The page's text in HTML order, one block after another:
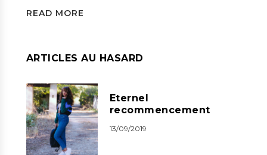
READ MORE
ARTICLES AU HASARD
Eternel
recommencement
13/09/2019